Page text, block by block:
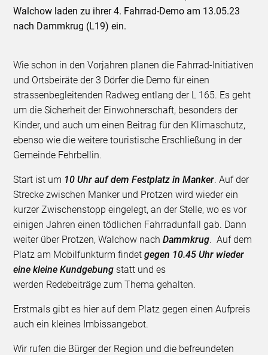
Walchow laden zu ihrer 4. Fahrrad-Demo am 13.05.23
nach Dammkrug (L19) ein.
Wie schon in den Vorjahren planen die Fahrrad-Initiativen
und Ortsbeiräte der 3 Dörfer die Demo für einen
strassenbegleitenden Radweg entlang der L 165. Es geht
um die Sicherheit der Einwohnerschaft, besonders der
Kinder, und auch um einen Beitrag für den Klimaschutz,
ebenso wie die weitere touristische Erschließung in der
Gemeinde Fehrbellin.
Start ist um 10 Uhr auf dem Festplatz in Manker. Auf der
Strecke zwischen Manker und Protzen wird wieder ein
kurzer Zwischenstopp eingelegt, an der Stelle, wo es vor
einigen Jahren einen tödlichen Fahrradunfall gab. Dann
weiter über Protzen, Walchow nachDammkrug. Auf dem
Platz am Mobilfunkturm findetgegen 10.45 Uhr wieder
eine kleine Kundgebung statt und es
werden Redebeiträge zum Thema gehalten.
Erstmals gibt es hier auf dem Platz gegen einen Aufpreis
auch ein kleines Imbissangebot.
Wir rufen die Bürger der Region und die befreundeten